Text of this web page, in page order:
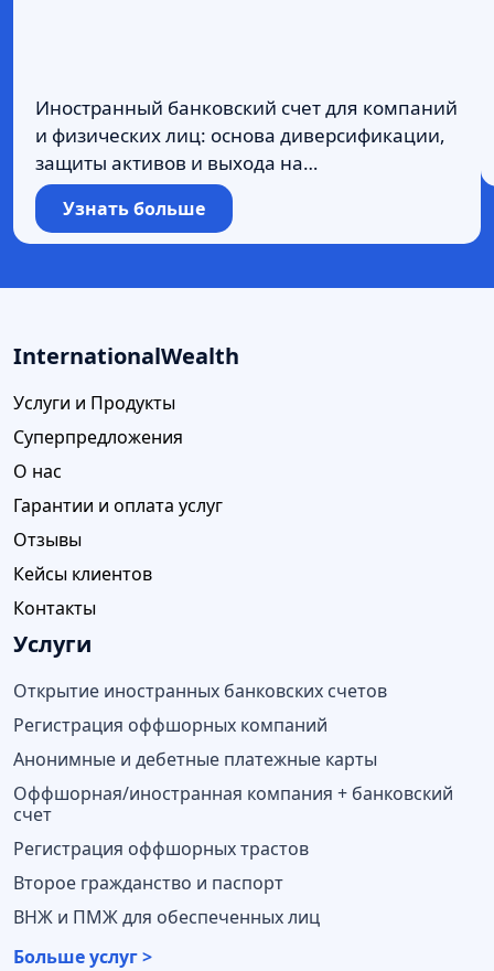
Иностранный банковский счет для компаний
и физических лиц: основа диверсификации,
защиты активов и выхода на
международные рынки. В современном
мире клиенту стало сложнее: не он выбирает
банк, а банки определяют – подходит ли им
открытия счета в иностранном банке […]
Узнать больше
InternationalWealth
Услуги и Продукты
Суперпредложения
О нас
Гарантии и оплата услуг
Отзывы
Кейсы клиентов
Контакты
Услуги
Открытие иностранных банковских счетов
Регистрация оффшорных компаний
Анонимные и дебетные платежные карты
Оффшорная/иностранная компания + банковский
счет
Регистрация оффшорных трастов
Второе гражданство и паспорт
ВНЖ и ПМЖ для обеспеченных лиц
Больше услуг >